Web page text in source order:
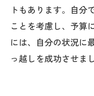
トもあります。自分
ことを考慮し、予算
には、自分の状況に
っ越しを成功させま